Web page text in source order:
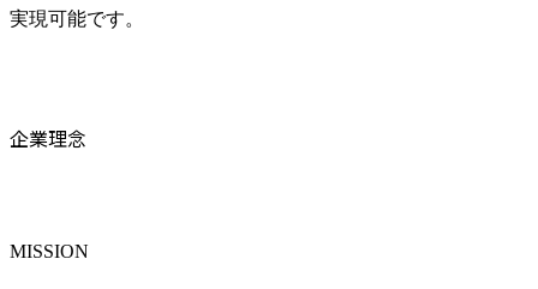
実現可能です。
企業理念
MISSION